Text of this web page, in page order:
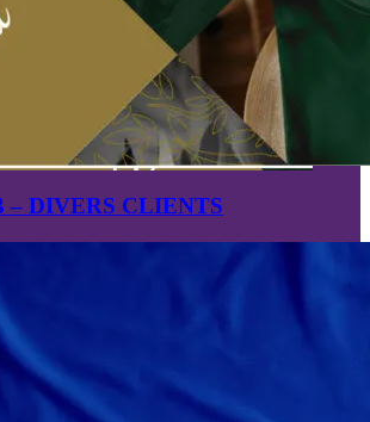
– DIVERS CLIENTS